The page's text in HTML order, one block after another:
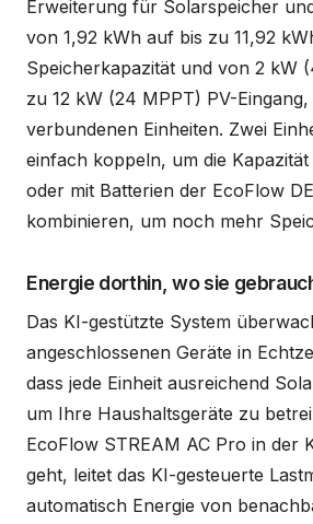
Erweiterung für Solarspeicher
von 1,92 kWh auf bis zu 11,92
Speicherkapazität und von 2 kW
zu 12 kW (24 MPPT) PV-
verbundenen Einheiten. Zwei
einfach koppeln, um die
oder mit Batterien der EcoFlow
kombinieren, um noch mehr
Energie dorthin, wo sie
Das KI-gestützte System
angeschlossenen Geräte in
dass jede Einheit ausreichend
um Ihre Haushaltsgeräte zu
EcoFlow STREAM AC Pro in der
geht, leitet das KI-gesteuerte
automatisch Energie von